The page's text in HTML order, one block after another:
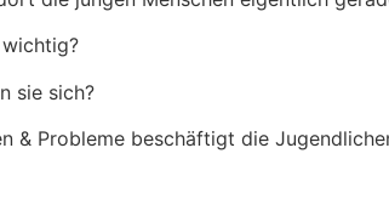
sie sich?
& Probleme beschäftigt die